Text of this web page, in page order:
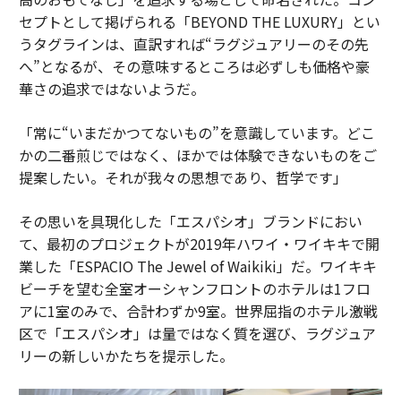
セプトとして掲げられる「BEYOND THE LUXURY」とい
うタグラインは、直訳すれば“ラグジュアリーのその先
へ”となるが、その意味するところは必ずしも価格や豪
華さの追求ではないようだ。
「常に“いまだかつてないもの”を意識しています。どこ
かの二番煎じではなく、ほかでは体験できないものをご
提案したい。それが我々の思想であり、哲学です」
その思いを具現化した「エスパシオ」ブランドにおい
て、最初のプロジェクトが2019年ハワイ・ワイキキで開
業した「ESPACIO The Jewel of Waikiki」だ。ワイキキ
ビーチを望む全室オーシャンフロントのホテルは1フロ
アに1室のみで、合計わずか9室。世界屈指のホテル激戦
区で「エスパシオ」は量ではなく質を選び、ラグジュア
リーの新しいかたちを提示した。